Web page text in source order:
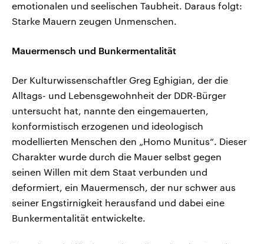
emotionalen und seelischen Taubheit. Daraus folgt:
Starke Mauern zeugen Unmenschen.
Mauermensch und Bunkermentalität
Der Kulturwissenschaftler Greg Eghigian, der die
Alltags- und Lebensgewohnheit der DDR-Bürger
untersucht hat, nannte den eingemauerten,
konformistisch erzogenen und ideologisch
modellierten Menschen den „Homo Munitus“. Dieser
Charakter wurde durch die Mauer selbst gegen
seinen Willen mit dem Staat verbunden und
deformiert, ein Mauermensch, der nur schwer aus
seiner Engstirnigkeit herausfand und dabei eine
Bunkermentalität entwickelte.